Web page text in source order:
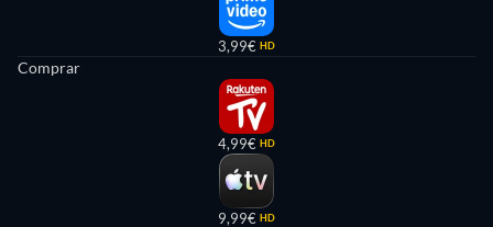
3,99€ HD
Comprar
4,99€ HD
9,99€ HD